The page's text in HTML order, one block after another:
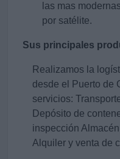
las mas
por satélite.
Sus principales
Realizamos la
desde el Puerto de
servicios:
Depósito de
inspección
Alquiler y venta de